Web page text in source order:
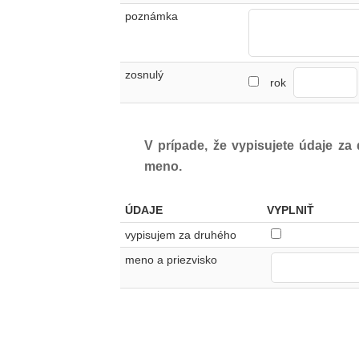
poznámka
zosnulý
rok
V prípade, že vypisujete údaje
meno.
ÚDAJE
VYPLNIŤ
vypisujem za druhého
meno a priezvisko